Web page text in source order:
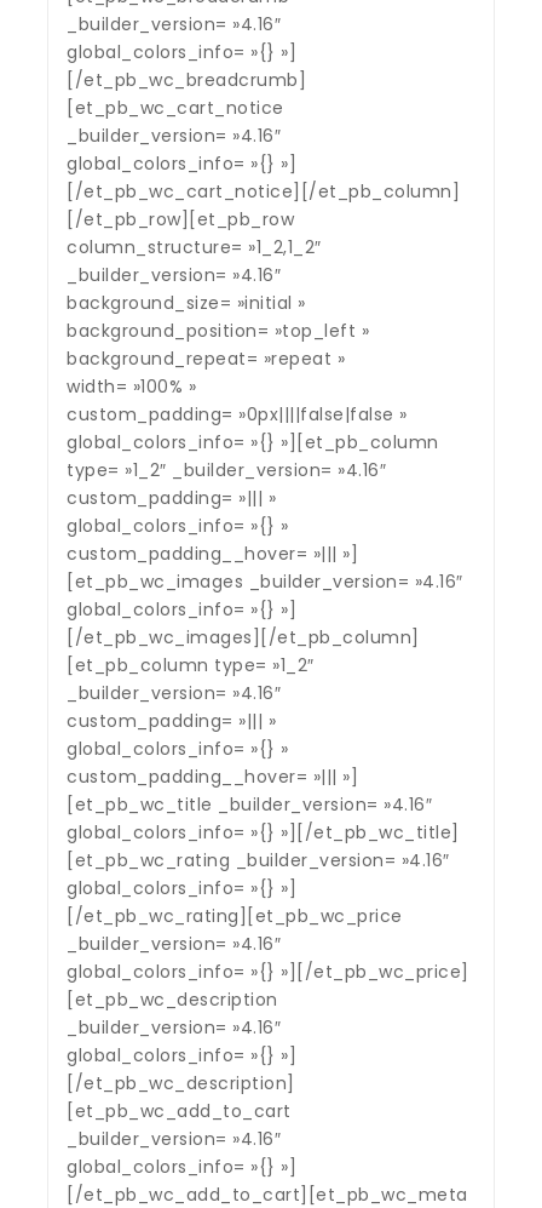
_builder_version= »4.16″
global_colors_info= »{} »]
[/et_pb_wc_breadcrumb]
[et_pb_wc_cart_notice
_builder_version= »4.16″
global_colors_info= »{} »]
[/et_pb_wc_cart_notice][/et_pb_column]
[/et_pb_row][et_pb_row
column_structure= »1_2,1_2″
_builder_version= »4.16″
background_size= »initial »
background_position= »top_left »
background_repeat= »repeat »
width= »100% »
custom_padding= »0px||||false|false »
global_colors_info= »{} »][et_pb_column
type= »1_2″ _builder_version= »4.16″
custom_padding= »||| »
global_colors_info= »{} »
custom_padding__hover= »||| »]
[et_pb_wc_images _builder_version= »4.16″
global_colors_info= »{} »]
[/et_pb_wc_images][/et_pb_column]
[et_pb_column type= »1_2″
_builder_version= »4.16″
custom_padding= »||| »
global_colors_info= »{} »
custom_padding__hover= »||| »]
[et_pb_wc_title _builder_version= »4.16″
global_colors_info= »{} »][/et_pb_wc_title]
[et_pb_wc_rating _builder_version= »4.16″
global_colors_info= »{} »]
[/et_pb_wc_rating][et_pb_wc_price
_builder_version= »4.16″
global_colors_info= »{} »][/et_pb_wc_price]
[et_pb_wc_description
_builder_version= »4.16″
global_colors_info= »{} »]
[/et_pb_wc_description]
[et_pb_wc_add_to_cart
_builder_version= »4.16″
global_colors_info= »{} »]
[/et_pb_wc_add_to_cart][et_pb_wc_meta